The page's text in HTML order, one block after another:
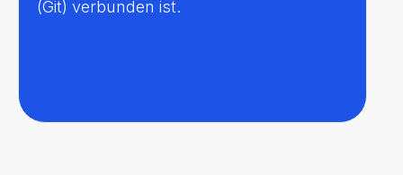
(Git) verbunden ist.